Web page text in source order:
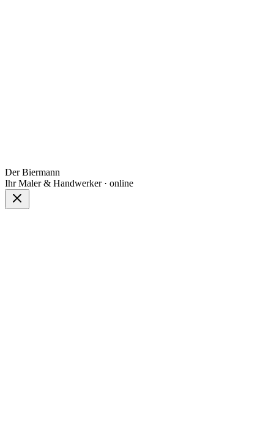
Der Biermann
Ihr Maler & Handwerker · online